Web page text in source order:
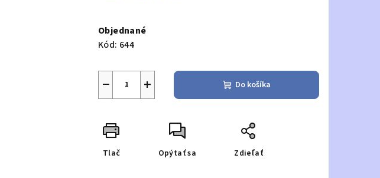
cena:
Objednané
Kód: 644
+
− Do košíka
Tlač Opýtať sa Zdieľať